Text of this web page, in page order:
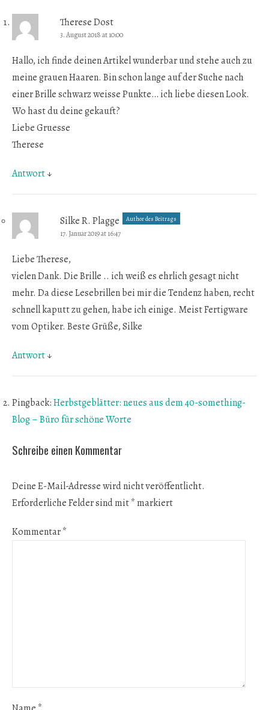
Therese Dost
3. August 2018 at 10:00
Hallo, ich finde deinen Artikel wunderbar und stehe auch zu
meine grauen Haaren. Bin schon lange auf der Suche nach
einer Brille schwarz weisse Punkte… ich liebe diesen Look.
Wo hast du deine gekauft?
Liebe Gruesse
Therese
Antwort↓
Silke R. Plagge Author des Beitrags
17. Januar 2019 at 16:47
Liebe Therese,
vielen Dank. Die Brille .. ich weiß es ehrlich gesagt nicht
mehr. Da diese Lesebrillen bei mir die Tendenz haben, recht
schnell kaputt zu gehen, habe ich einige. Meist Fertigware
vom Optiker. Beste Grüße, Silke
Antwort↓
Pingback:Herbstgeblätter: neues aus dem 40-something-
Blog – Büro für schöne Worte
Schreibe einen Kommentar
Deine E-Mail-Adresse wird nicht veröffentlicht.
Erforderliche Felder sind mit* markiert
Kommentar*